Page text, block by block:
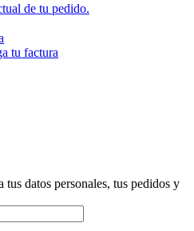
de tu pedido.
tu factura
tus datos personales, tus pedidos y